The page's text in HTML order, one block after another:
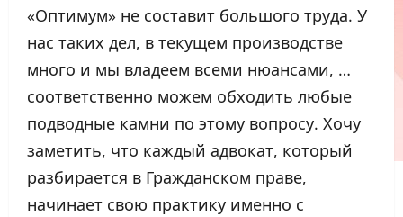
«Оптимум» не составит большого труда. У
нас таких дел, в текущем производстве
много и мы владеем всеми нюансами, …
соответственно можем обходить любые
подводные камни по этому вопросу. Хочу
заметить, что каждый адвокат, который
разбирается в Гражданском праве,
начинает свою практику именно с